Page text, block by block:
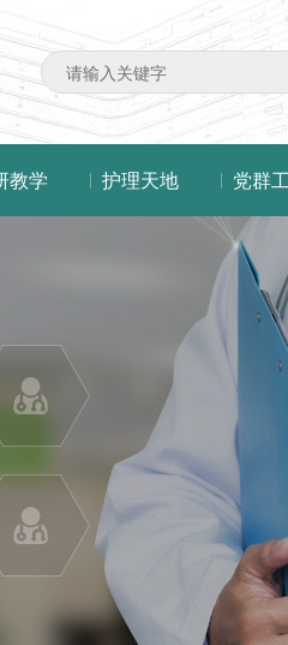
教学 护理天地 党群